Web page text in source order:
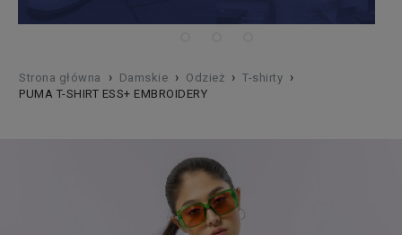
Strona główna › Damskie › Odzież › T-shirty ›
PUMA T-SHIRT ESS+ EMBROIDERY